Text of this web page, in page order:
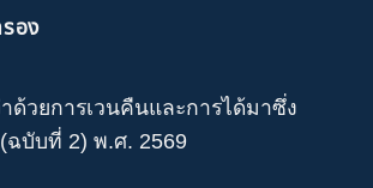
อง
วยการเวนคืนและการได้มาซึ่ง
ฉบับที่ 2) พ.ศ. 2569